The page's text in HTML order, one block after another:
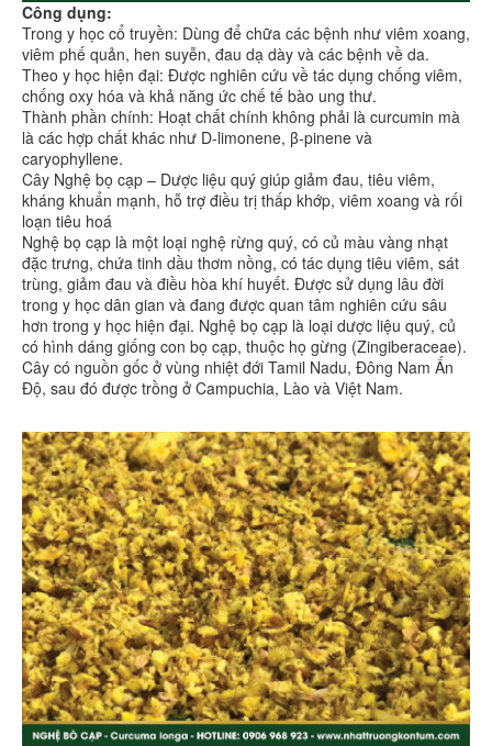
Công dụng:
Trong y học cổ truyền: Dùng để chữa các bệnh như viêm xoang,
viêm phế quản, hen suyễn, đau dạ dày và các bệnh về da.
Theo y học hiện đại: Được nghiên cứu về tác dụng chống viêm,
chống oxy hóa và khả năng ức chế tế bào ung thư.
Thành phần chính: Hoạt chất chính không phải là curcumin mà
là các hợp chất khác như D-limonene, β-pinene và
caryophyllene.
Cây Nghệ bọ cạp – Dược liệu quý giúp giảm đau, tiêu viêm,
kháng khuẩn mạnh, hỗ trợ điều trị thấp khớp, viêm xoang và rối
loạn tiêu hoá
Nghệ bọ cạp là một loại nghệ rừng quý, có củ màu vàng nhạt
đặc trưng, chứa tinh dầu thơm nồng, có tác dụng tiêu viêm, sát
trùng, giảm đau và điều hòa khí huyết. Được sử dụng lâu đời
trong y học dân gian và đang được quan tâm nghiên cứu sâu
hơn trong y học hiện đại. Nghệ bọ cạp là loại dược liệu quý, củ
có hình dáng giống con bọ cạp, thuộc họ gừng (Zingiberaceae).
Cây có nguồn gốc ở vùng nhiệt đới Tamil Nadu, Đông Nam Ấn
Độ, sau đó được trồng ở Campuchia, Lào và Việt Nam.